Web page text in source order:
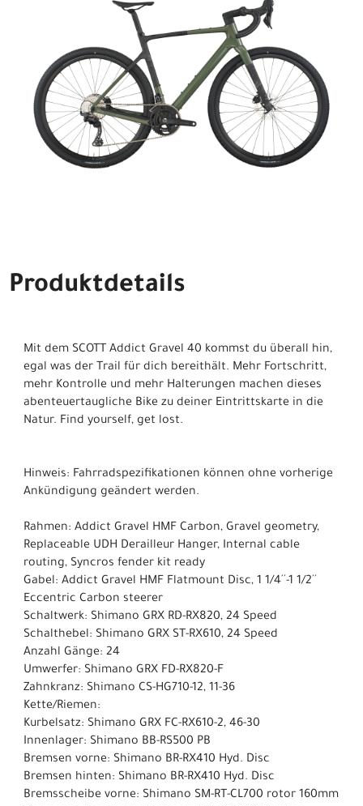
Produktdetails
Mit dem SCOTT Addict Gravel 40 kommst du überall hin,
egal was der Trail für dich bereithält. Mehr Fortschritt,
mehr Kontrolle und mehr Halterungen machen dieses
abenteuertaugliche Bike zu deiner Eintrittskarte in die
Natur. Find yourself, get lost.
Hinweis: Fahrradspezifikationen können ohne vorherige
Ankündigung geändert werden.
Rahmen: Addict Gravel HMF Carbon, Gravel geometry,
Replaceable UDH Derailleur Hanger, Internal cable
routing, Syncros fender kit ready
Gabel: Addict Gravel HMF Flatmount Disc, 1 1/4´´-1 1/2´´
Eccentric Carbon steerer
Schaltwerk: Shimano GRX RD-RX820, 24 Speed
Schalthebel: Shimano GRX ST-RX610, 24 Speed
Anzahl Gänge: 24
Umwerfer: Shimano GRX FD-RX820-F
Zahnkranz: Shimano CS-HG710-12, 11-36
Kette/Riemen:
Kurbelsatz: Shimano GRX FC-RX610-2, 46-30
Innenlager: Shimano BB-RS500 PB
Bremsen vorne: Shimano BR-RX410 Hyd. Disc
Bremsen hinten: Shimano BR-RX410 Hyd. Disc
Bremsscheibe vorne: Shimano SM-RT-CL700 rotor 160mm